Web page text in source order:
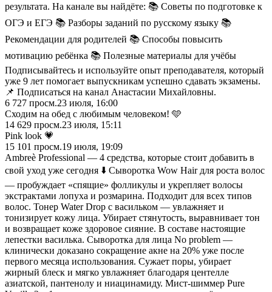
результата. На канале вы найдёте: 📚 Советы по подготовке к
ОГЭ и ЕГЭ 📚 Разборы заданий по русскому языку 📚
Рекомендации для родителей 📚 Способы повысить
мотивацию ребёнка 📚 Полезные материалы для учёбы
Подписывайтесь и используйте опыт преподавателя, который
уже 9 лет помогает выпускникам успешно сдавать экзамены.
📌 Подписаться на канал Анастасии Михайловны.
6 727 просм.23 июля, 16:00
Сходим на обед с любимым человеком! 🩵
14 629 просм.23 июля, 15:11
Pink look 💗
15 101 просм.19 июля, 19:09
Ambreè Professional — 4 средства, которые стоит добавить в
свой уход уже сегодня ⬇️ Сыворотка Wow Hair для роста волос
— пробуждает «спящие» фолликулы и укрепляет волосы
экстрактами лопуха и розмарина. Подходит для всех типов
волос. Тонер Water Drop с васильком — увлажняет и
тонизирует кожу лица. Убирает стянутость, выравнивает тон
и возвращает коже здоровое сияние. В составе настоящие
лепестки василька. Сыворотка для лица No problem —
клинически доказано сокращение акне на 20% уже после
первого месяца использования. Сужает поры, убирает
жирный блеск и мягко увлажняет благодаря центелле
азиатской, пантенолу и ниацинамиду. Мист-шиммер Pure